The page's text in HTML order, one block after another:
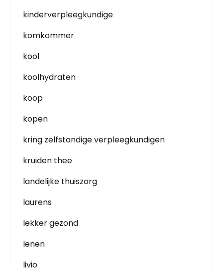
kinderverpleegkundige
komkommer
kool
koolhydraten
koop
kopen
kring zelfstandige verpleegkundigen
kruiden thee
landelijke thuiszorg
laurens
lekker gezond
lenen
livio